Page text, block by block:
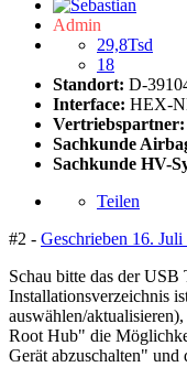
Admin
29,8Tsd
18
Standort: D-
Interface: HEX-
Vertriebspartner:
Sachkunde
Sachkunde HV-
Teilen
#2 - Geschrieben 16. Juli
Schau bitte das der
Installationsverzeichnis
auswählen/
Root Hub" die
Gerät abzuschalten" und